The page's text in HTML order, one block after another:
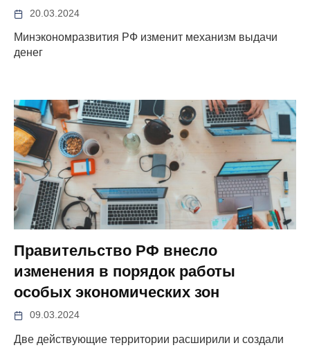
20.03.2024
Минэкономразвития РФ изменит механизм выдачи
денег
Правительство РФ внесло
изменения в порядок работы
особых экономических зон
09.03.2024
Две действующие территории расширили и создали